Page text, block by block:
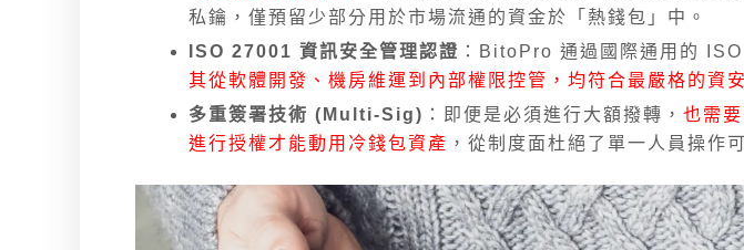
私鑰，僅預留少部分用於市場流通的資金於「熱錢包」中。
ISO 27001 資訊安全管理認證 ：BitoPro 通過國際通用的
其從軟體開發、機房維運到內部權限控管，均符合最嚴格的資
多重簽署技術 (Multi-Sig) ：即便是必須進行大額撥轉， 也需
進行授權才能動用冷錢包資產 ，從制度面杜絕了單一人員操作